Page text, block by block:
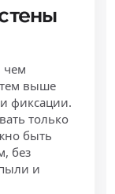
чем
тем выше
фиксации.
только
быть
без
и